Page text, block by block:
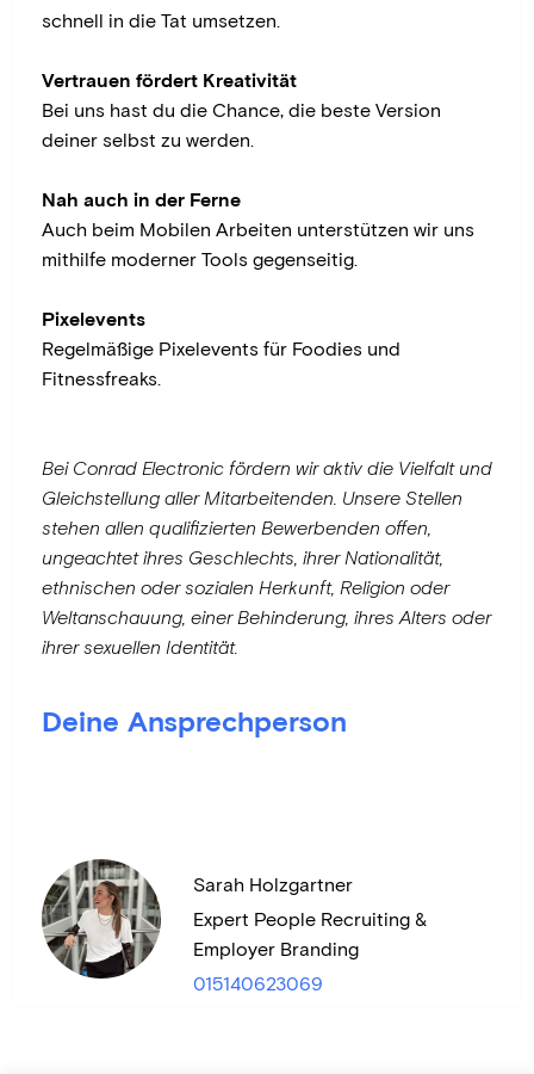
schnell in die Tat umsetzen.
Vertrauen fördert Kreativität
Bei uns hast du die Chance, die beste Version
deiner selbst zu werden.
Nah auch in der Ferne
Auch beim Mobilen Arbeiten unterstützen wir uns
mithilfe moderner Tools gegenseitig.
Pixelevents
Regelmäßige Pixelevents für Foodies und
Fitnessfreaks.
Bei Conrad Electronic fördern wir aktiv die Vielfalt und
Gleichstellung aller Mitarbeitenden. Unsere Stellen
stehen allen qualifizierten Bewerbenden offen,
ungeachtet ihres Geschlechts, ihrer Nationalität,
ethnischen oder sozialen Herkunft, Religion oder
Weltanschauung, einer Behinderung, ihres Alters oder
ihrer sexuellen Identität.
Deine Ansprechperson
Sarah Holzgartner
Expert People Recruiting &
Employer Branding
015140623069